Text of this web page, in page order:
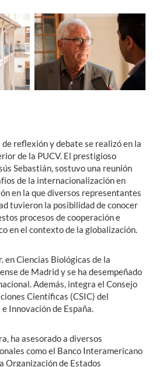
reflexión y debate se realizó en la
de la PUCV. El prestigioso
Sebastián, sostuvo una reunión
de la internacionalización en
en la que diversos representantes
tuvieron la posibilidad de conocer
procesos de cooperación e
en el contexto de la globalización.
en Ciencias Biológicas de la
de Madrid y se ha desempeñado
Además, integra el Consejo
Científicas (CSIC) del
Innovación de España.
ha asesorado a diversos
como el Banco Interamericano
Organización de Estados